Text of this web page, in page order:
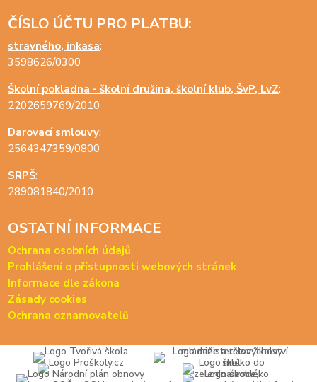
ČÍSLO ÚČTU PRO PLATBU:
stravného, inkasa:
3598626/0300
Školní pokladna - školní družina, školní klub, ŠvP, LvZ:
2202659769/2010
Darovací smlouvy:
2564347359/0800
SRPŠ:
289081840/2010
OSTATNÍ INFORMACE
Ochrana osobních údajů
Prohlášení o přístupnosti webových stránek
Informace dle zákona
Zásady cookies
Ochrana oznamovatelů